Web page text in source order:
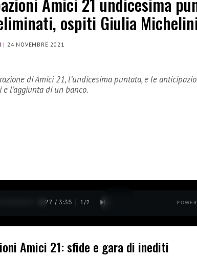
ospiti Giulia
| 24 NOVEMBRE 2021
di Amici 21, l’undicesima puntata, e le
l’aggiunta di un banco.
0:28 / 3:35 1 /2
Amici 21: sfide e gara di inediti